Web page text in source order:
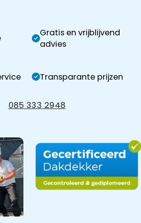
Gratis en vrijblijvend
advies
Transparante prijzen
085 333 2948